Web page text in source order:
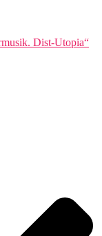
Dist-Utopia“